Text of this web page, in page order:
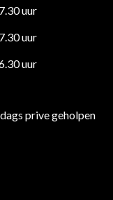
uur
uur
uur
prive geholpen